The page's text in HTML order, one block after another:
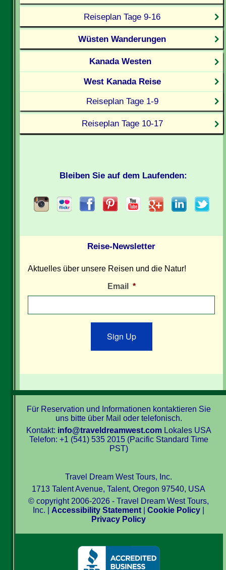
Reiseplan Tage 9-16
Wüsten Wanderungen
Kanada Westen
West Kanada Reise
Reiseplan Tage 1-9
Reiseplan Tage 10-17
Bleiben Sie auf dem Laufenden:
Reise-Newsletter
Aktuelles über unsere Reisen und die Natur!
Email *
Sign Up
Für Reservation und Informationen kontaktieren Sie
uns bitte über Mail oder telefonisch.
Kontakt: info@traveldreamwest.comLokales USA
Telefon: +1 (541) 535 2015 (Pacific Standard Time
PST)
Travel Dream West Tours, Inc.
1713 Talent Avenue, Talent, Oregon 97540, USA
© copyright 2006-2026 - Travel Dream West Tours,
Inc. | Accessibility Statement |Cookie Policy
Privacy Policy